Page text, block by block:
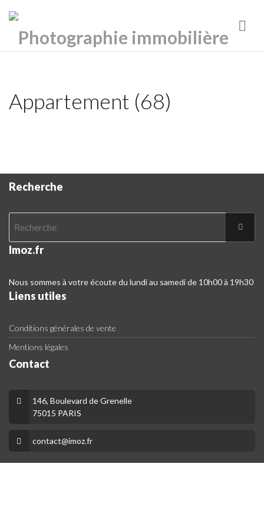
Appartement (68)
Recherche
Imoz.fr
Nous sommes à votre écoute du lundi au samedi de 10h00 à 19h30
Liens utiles
Conditions générales de vente
Mentions légales
Contact
146, Boulevard de Grenelle
75015 PARIS
contact@imoz.fr